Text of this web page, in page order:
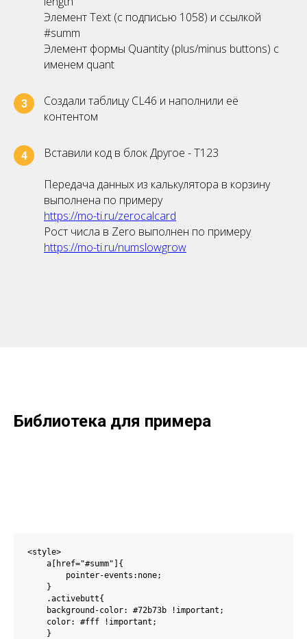
Элемент Text (c подписью 1058) и ссылкой
#summ
Элемент формы Quantity (plus/minus buttons) с
именем quant
3
Создали таблицу CL46 и наполнили её
контентом
4 Вставили код в блок Другое - Т123
Передача данных из калькулятора в корзину
выполнена по примеру
https://mo-ti.ru/zerocalcard
Рост числа в Zero выполнен по примеру
https://mo-ti.ru/numslowgrow
Библиотека для примера
<style>
    a[href="#summ"]{
        pointer-events:none;
    }
    .activebutt{
    background-color: #72b73b !important;
    color: #fff !important;
    }